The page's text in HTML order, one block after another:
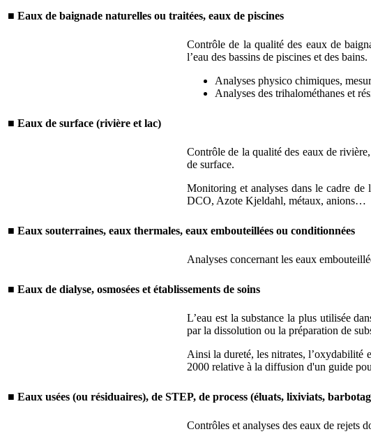
■ Eaux de baignade naturelles ou traitées, eaux de piscines
Contrôle de la qualité des eaux de
l’eau des bassins de piscines et des bains.
Analyses physico chimiques,
Analyses des trihalométhanes et
■ Eaux de surface (rivière et lac)
Contrôle de la qualité des eaux de
de surface.
Monitoring et analyses dans le cadre
DCO, Azote Kjeldahl, métaux, anions…
■ Eaux souterraines, eaux thermales, eaux embouteillées ou conditionnées
Analyses concernant les eaux
■ Eaux de dialyse, osmosées et établissements de soins
L’eau est la substance la plus utilisée
par la dissolution ou la préparation de
Ainsi la dureté, les nitrates,
2000 relative à la diffusion d'un guide
■ Eaux usées (ou résiduaires), de STEP, de process (éluats, lixiviats,
Contrôles et analyses des eaux de rejets